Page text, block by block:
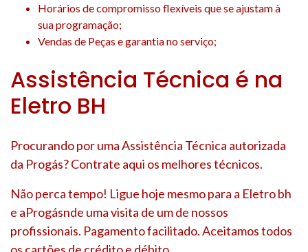
Horários de compromisso flexíveis que se ajustam à
sua programação;
Vendas de Peças e garantia no serviço;
Assistência Técnica é na
Eletro BH
Procurando por uma Assistência Técnica autorizada
da Progás? Contrate aqui os melhores técnicos.
Não perca tempo! Ligue hoje mesmo para a Eletro bh
e aProgásnde uma visita de um de nossos
profissionais. Pagamento facilitado. Aceitamos todos